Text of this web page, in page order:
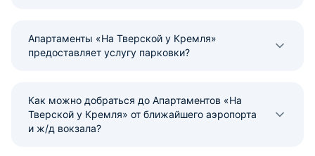
Апартаменты «На Тверской у Кремля»
предоставляет услугу парковки?
Как можно добраться до Апартаментов «На
Тверской у Кремля» от ближайшего аэропорта
и ж/д вокзала?